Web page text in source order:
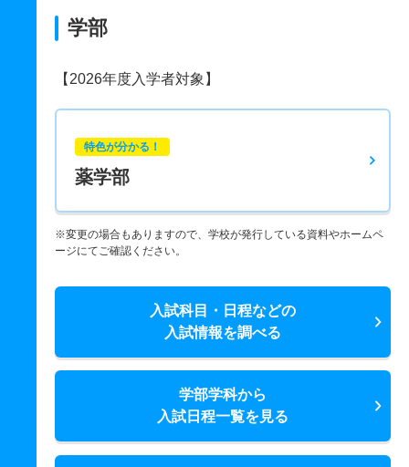
学部
【2026年度入学者対象】
特色が分かる！
薬学部
※変更の場合もありますので、学校が発行している資料やホームペ
ージにてご確認ください。
入試科目・日程などの
入試情報を調べる
学部学科から
入試日程一覧を見る